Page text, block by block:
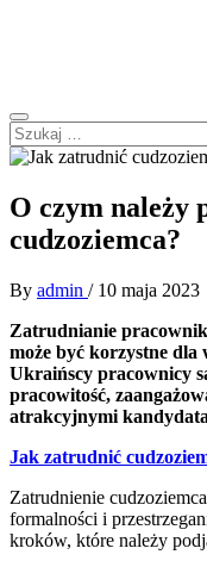
Primary
Menu
Szukaj:
O czym należy
cudzoziemca?
By admin / 10 maja 2023
Zatrudnianie
może być korzystne
Ukraińscy pracownicy
pracowitość,
atrakcyjnymi
Jak zatrudnić
Zatrudnienie
formalności i
kroków, które należy